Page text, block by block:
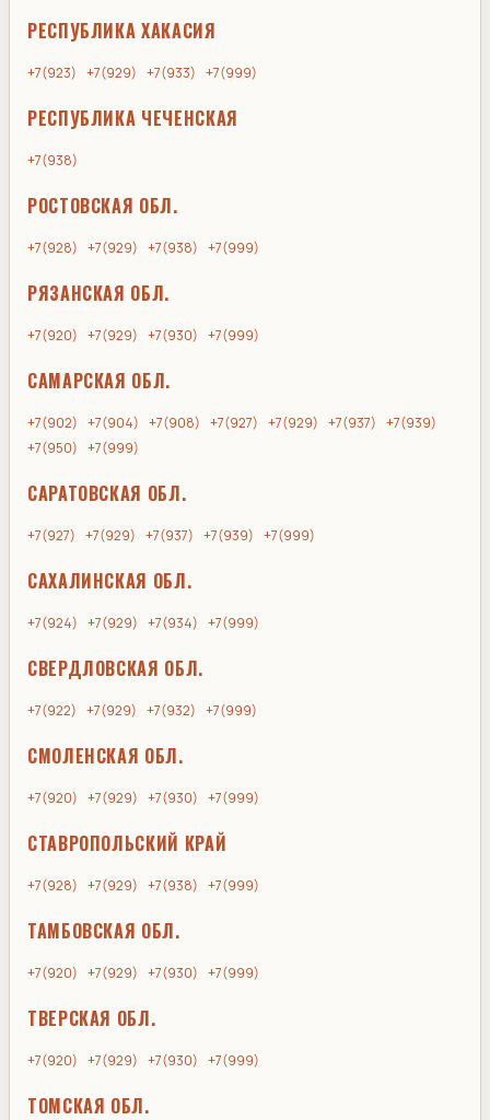
РЕСПУБЛИКА ХАКАСИЯ
+7(923) +7(929) +7(933) +7(999)
РЕСПУБЛИКА ЧЕЧЕНСКАЯ
+7(938)
РОСТОВСКАЯ ОБЛ.
+7(928) +7(929) +7(938) +7(999)
РЯЗАНСКАЯ ОБЛ.
+7(920) +7(929) +7(930) +7(999)
САМАРСКАЯ ОБЛ.
+7(902) +7(904) +7(908) +7(927) +7(929) +7(937) +7(939)
+7(950) +7(999)
САРАТОВСКАЯ ОБЛ.
+7(927) +7(929) +7(937) +7(939) +7(999)
САХАЛИНСКАЯ ОБЛ.
+7(924) +7(929) +7(934) +7(999)
СВЕРДЛОВСКАЯ ОБЛ.
+7(922) +7(929) +7(932) +7(999)
СМОЛЕНСКАЯ ОБЛ.
+7(920) +7(929) +7(930) +7(999)
СТАВРОПОЛЬСКИЙ КРАЙ
+7(928) +7(929) +7(938) +7(999)
ТАМБОВСКАЯ ОБЛ.
+7(920) +7(929) +7(930) +7(999)
ТВЕРСКАЯ ОБЛ.
+7(920) +7(929) +7(930) +7(999)
ТОМСКАЯ ОБЛ.